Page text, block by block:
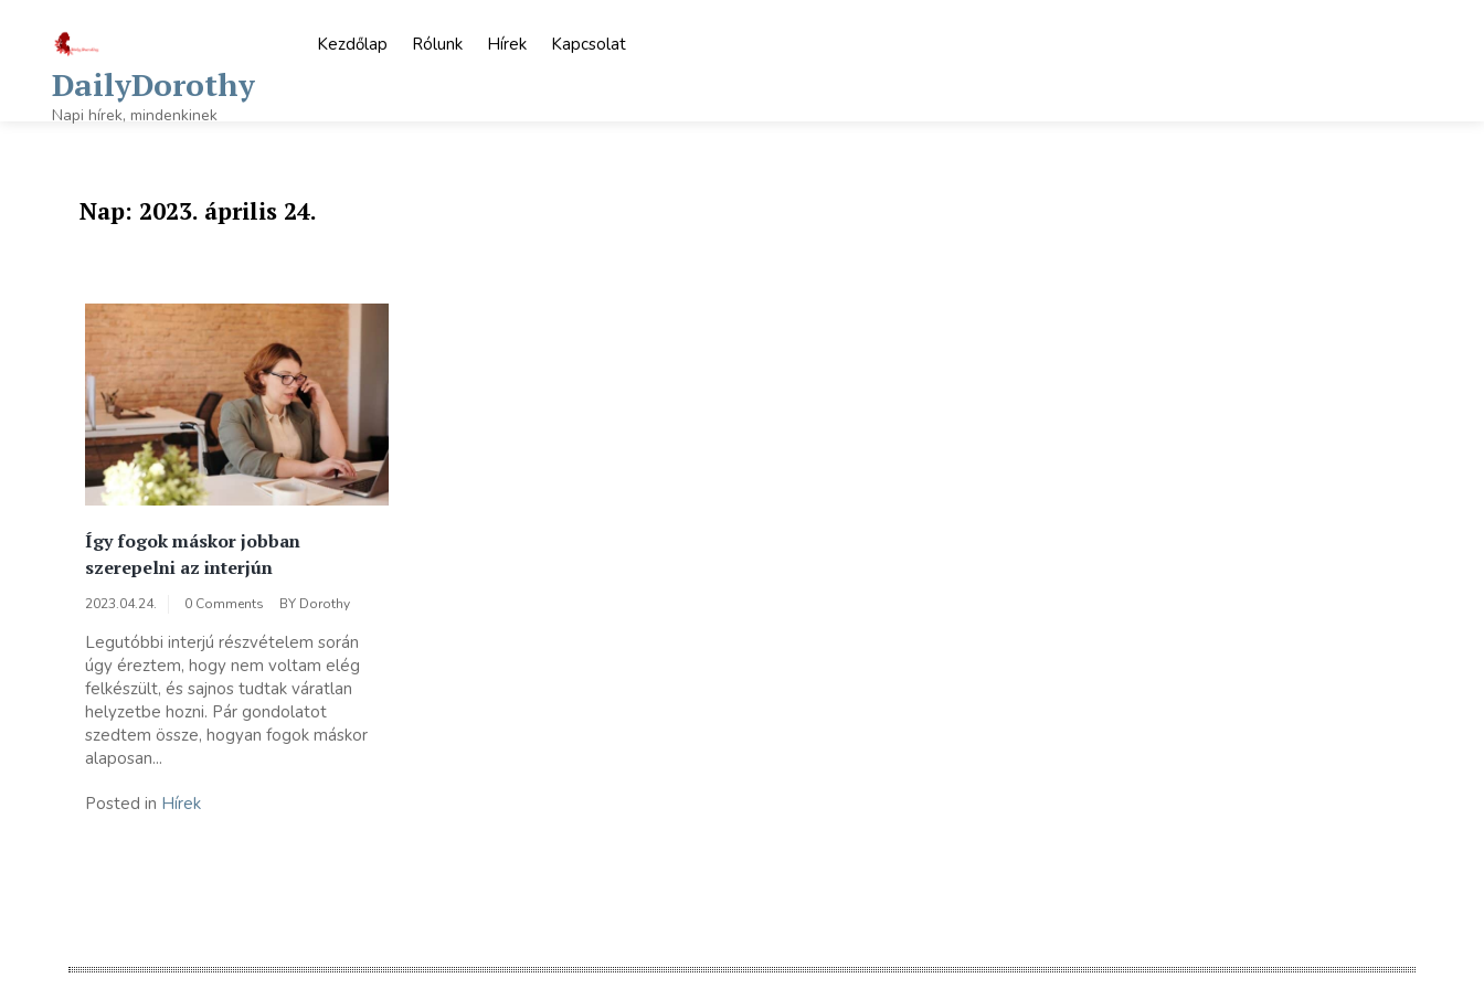
content
DailyDorothy
Napi hírek, mindenkinek
Kezdőlap Rólunk Hírek Kapcsolat
Nap: 2023. április 24.
Így fogok máskor jobban
szerepelni az interjún
2023.04.24. 0 Comments BY Dorothy
Legutóbbi interjú részvételem során
úgy éreztem, hogy nem voltam elég
felkészült, és sajnos tudtak váratlan
helyzetbe hozni. Pár gondolatot
szedtem össze, hogyan fogok máskor
alaposan...
Posted in Hírek